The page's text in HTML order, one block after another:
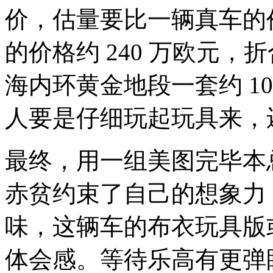
价，估量要比一辆真车
的价格约 240 万欧元，
海内环黄金地段一套约
人要是仔细玩起玩具来
最终，用一组美图完毕
赤贫约束了自己的想象
味，这辆车的布衣玩具
体会感。等待乐高有更